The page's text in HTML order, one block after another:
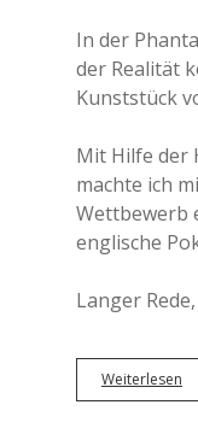
In der
der Realität
Kunststück
Mit Hilfe der
machte ich
Wettbewerb
englische
Langer
Weiterlesen
l